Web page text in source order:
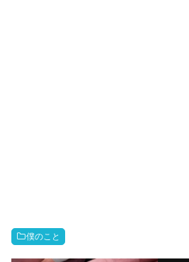
僕のこと